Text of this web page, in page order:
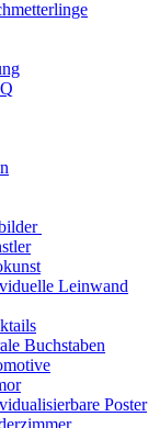
Leinwand
Buchstaben
Poster